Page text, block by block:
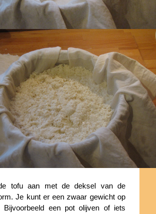
tofu aan met de deksel van de
Je kunt er een zwaar gewicht op
Bijvoorbeeld een pot olijven of iets